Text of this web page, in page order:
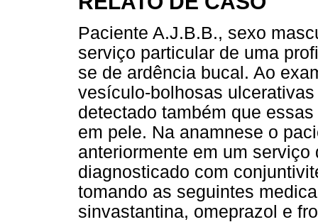
Paciente A.J.B.B., sexo
serviço particular de uma
se de ardência bucal. Ao
vesículo-bolhosas
detectado também que
em pele. Na anamnese o
anteriormente em um
diagnosticado com
tomando as seguintes
sinvastantina, omeprazol e